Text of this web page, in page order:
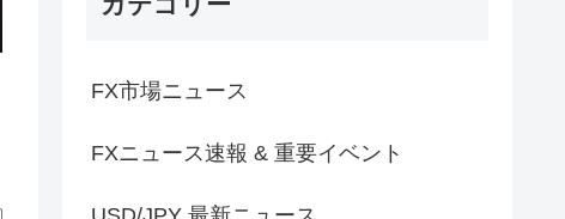
FX市場ニュース
FXニュース速報 & 重要イベント